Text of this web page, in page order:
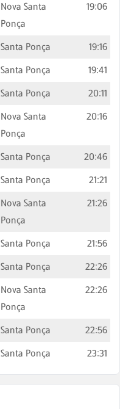
Nova Santa
Ponça
19:06
Santa Ponça
19:16
Santa Ponça
19:41
Santa Ponça 20:11
Nova Santa
Ponça
20:16
Santa Ponça
20:46
Santa Ponça 21:21
Nova Santa
Ponça
21:26
Santa Ponça
21:56
Santa Ponça 22:26
Nova Santa
Ponça
22:26
Santa Ponça
22:56
Santa Ponça 23:31